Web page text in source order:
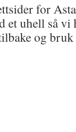
for
et uhell så
og